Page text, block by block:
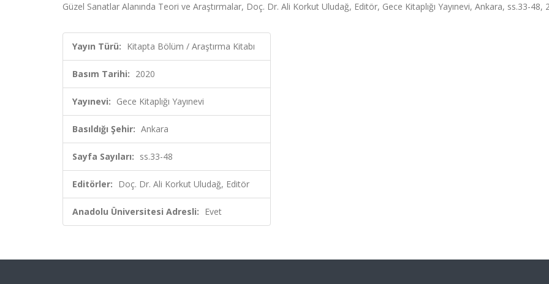
Güzel Sanatlar Alanında Teori ve Araştırmalar, Doç. Dr. Ali Korkut Uludağ, Editör, Gece Kitaplığı Yayınevi, Ankara, ss.33-48,
Yayın Türü: Kitapta Bölüm / Araştırma Kitabı
Basım Tarihi: 2020
Yayınevi: Gece Kitaplığı Yayınevi
Basıldığı Şehir: Ankara
Sayfa Sayıları: ss.33-48
Editörler: Doç. Dr. Ali Korkut Uludağ, Editör
Anadolu Üniversitesi Adresli: Evet